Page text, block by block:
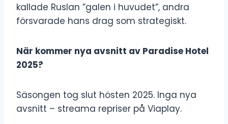
kallade Ruslan ”galen i huvudet”, andra
försvarade hans drag som strategiskt.
När kommer nya avsnitt av Paradise Hotel
2025?
Säsongen tog slut hösten 2025. Inga nya
avsnitt – streama repriser på Viaplay.